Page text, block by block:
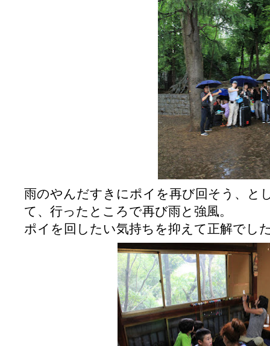
雨のやんだすきにポイを再び回そう、と
て、行ったところで再び雨と強風。
ポイを回したい気持ちを抑えて正解でし